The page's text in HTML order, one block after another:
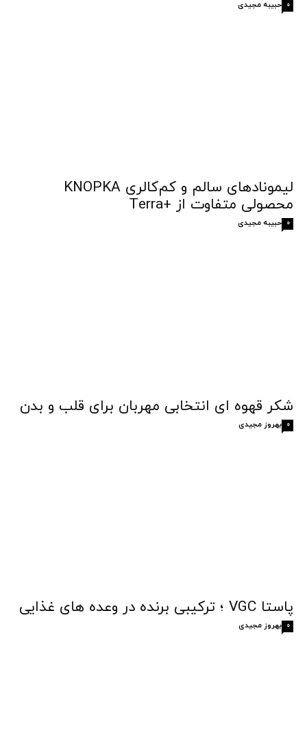
حبیبه مجیدی 0
لیمونادهای سالم و کم‌کالری KNOPKA
محصولی متفاوت از +Terra
حبیبه مجیدی 0
شکر قهوه‌ ای انتخابی مهربان برای قلب و بدن
بهروز مجیدی 0
پاستا VGC ؛ ترکیبی برنده در وعده های غذایی
بهروز مجیدی 0